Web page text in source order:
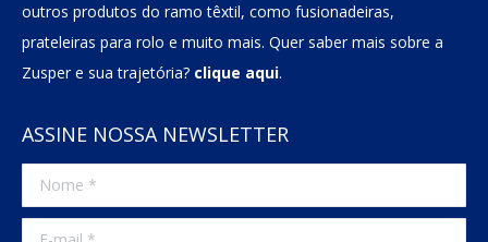
outros produtos do ramo têxtil, como fusionadeiras,
prateleiras para rolo e muito mais. Quer saber mais sobre a
Zusper e sua trajetória? clique aqui.
ASSINE NOSSA NEWSLETTER
Nome *
E-mail *